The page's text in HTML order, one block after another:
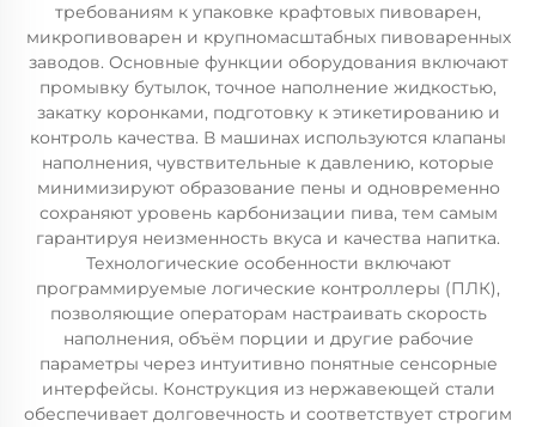
требованиям к упаковке крафтовых пивоварен,
микропивоварен и крупномасштабных пивоваренных
заводов. Основные функции оборудования включают
промывку бутылок, точное наполнение жидкостью,
закатку коронками, подготовку к этикетированию и
контроль качества. В машинах используются клапаны
наполнения, чувствительные к давлению, которые
минимизируют образование пены и одновременно
сохраняют уровень карбонизации пива, тем самым
гарантируя неизменность вкуса и качества напитка.
Технологические особенности включают
программируемые логические контроллеры (ПЛК),
позволяющие операторам настраивать скорость
наполнения, объём порции и другие рабочие
параметры через интуитивно понятные сенсорные
интерфейсы. Конструкция из нержавеющей стали
обеспечивает долговечность и соответствует строгим